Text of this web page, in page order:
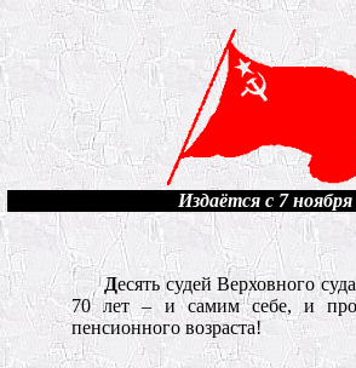
Издаётся с 7 ноября
Десять судей Верховного
70 лет – и самим себе, и
пенсионного возраста!